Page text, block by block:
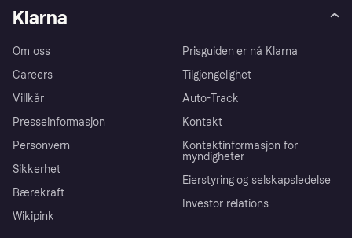
Klarna
Om oss
Careers
Villkår
Presseinformasjon
Personvern
Sikkerhet
Bærekraft
Wikipink
Prisguiden er nå Klarna
Tilgjengelighet
Auto-Track
Kontakt
Kontaktinformasjon for
myndigheter
Eierstyring og selskapsledelse
Investor relations